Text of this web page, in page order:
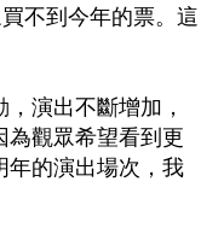
不到今年的票。這
演出不斷增加，
為觀眾希望看到更
年的演出場次，我